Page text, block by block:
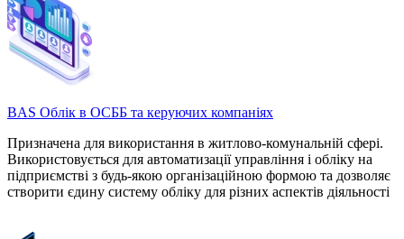
BAS Облік в ОСББ та керуючих компаніях
Призначена для використання в житлово-комунальній сфері.
Використовується для автоматизації управління і обліку на
підприємстві з будь-якою організаційною формою та дозволяє
створити єдину систему обліку для різних аспектів діяльності